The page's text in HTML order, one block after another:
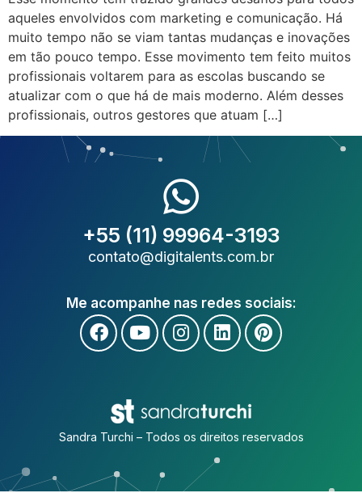
aqueles envolvidos com marketing e comunicação. Há
muito tempo não se viam tantas mudanças e inovações
em tão pouco tempo. Esse movimento tem feito muitos
profissionais voltarem para as escolas buscando se
atualizar com o que há de mais moderno. Além desses
profissionais, outros gestores que atuam […]
+55 (11) 99964-3193
contato@digitalents.com.br
Me acompanhe nas redes sociais:
Sandra Turchi – Todos os direitos reservados